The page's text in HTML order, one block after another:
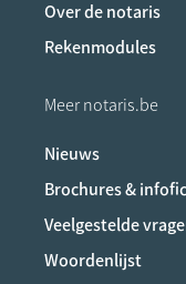
Over de notaris
Rekenmodules
Meer notaris.be
Nieuws
Brochures &
Veelgestelde
Woordenlijst